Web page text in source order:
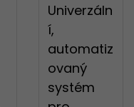
Univerzáln
í,
automatiz
ovaný
systém